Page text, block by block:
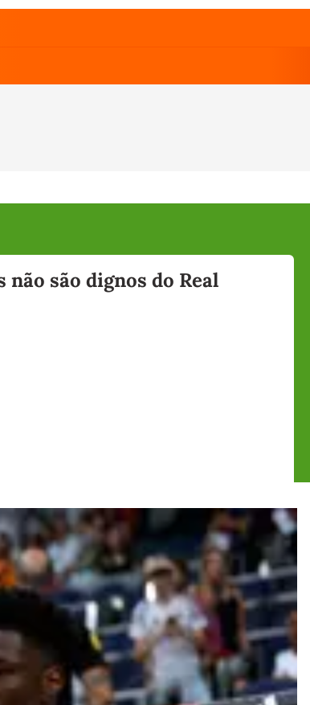
são dignos do Real